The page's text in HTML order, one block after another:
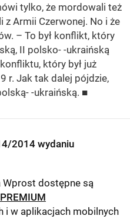
tylko, że mordowali też
z Armii Czerwonej. No i że
– To był konflikt, który
II polsko- -ukraińską
który był już
r. Jak tak dalej pójdzie,
-ukraińską. ■
2014 wydaniu
Wprost dostępne są
i w aplikacjach mobilnych